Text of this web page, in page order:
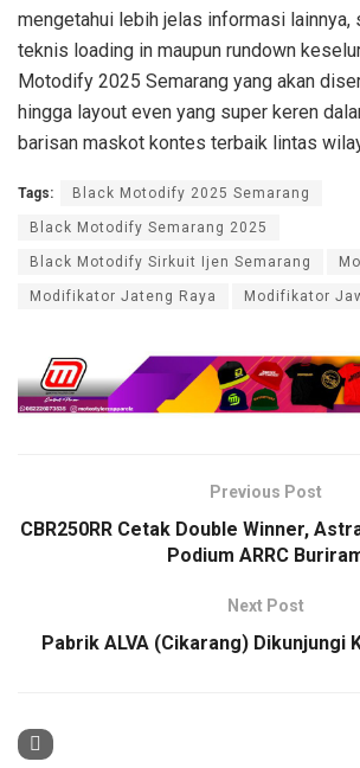
mengetahui lebih jelas informasi lainnya,
teknis loading in maupun rundown
Motodify 2025 Semarang yang akan
hingga layout even yang super keren
barisan maskot kontes terbaik lintas
Tags: Black Motodify 2025 Semarang
Black Motodify Semarang 2025
Black Motodify Sirkuit Ijen Semarang
Modifikator Jateng Raya Modifikator
Previous Post
CBR250RR Cetak Double Winner,
Podium ARRC
Next Post
Pabrik ALVA (Cikarang) Dikunjungi